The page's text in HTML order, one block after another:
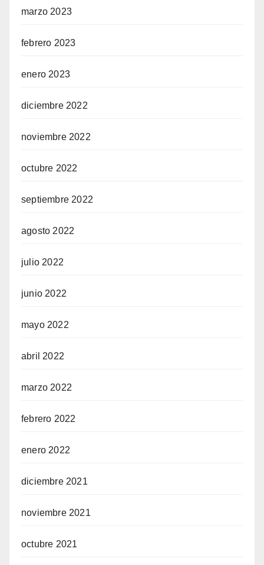
marzo 2023
febrero 2023
enero 2023
diciembre 2022
noviembre 2022
octubre 2022
septiembre 2022
agosto 2022
julio 2022
junio 2022
mayo 2022
abril 2022
marzo 2022
febrero 2022
enero 2022
diciembre 2021
noviembre 2021
octubre 2021